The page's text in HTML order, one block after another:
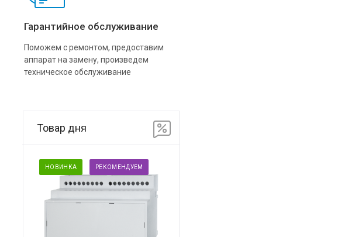
Гарантийное обслуживание
Поможем с ремонтом, предоставим
аппарат на замену, произведем
техническое обслуживание
Товар дня
НОВИНКА РЕКОМЕНДУЕМ